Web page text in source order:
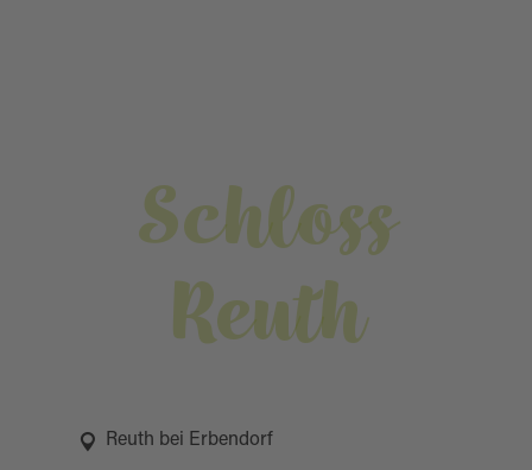
Schloss
Reuth
Reuth bei Erbendorf